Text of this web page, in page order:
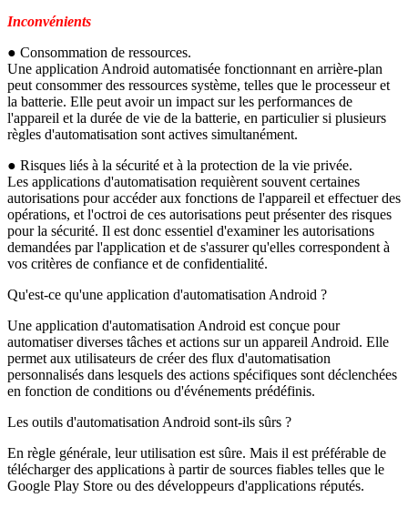
Inconvénients
● Consommation de ressources.
Une application Android automatisée fonctionnant en arrière-plan
peut consommer des ressources système, telles que le processeur et
la batterie. Elle peut avoir un impact sur les performances de
l'appareil et la durée de vie de la batterie, en particulier si plusieurs
règles d'automatisation sont actives simultanément.
● Risques liés à la sécurité et à la protection de la vie privée.
Les applications d'automatisation requièrent souvent certaines
autorisations pour accéder aux fonctions de l'appareil et effectuer des
opérations, et l'octroi de ces autorisations peut présenter des risques
pour la sécurité. Il est donc essentiel d'examiner les autorisations
demandées par l'application et de s'assurer qu'elles correspondent à
vos critères de confiance et de confidentialité.
Qu'est-ce qu'une application d'automatisation Android ?
Une application d'automatisation Android est conçue pour
automatiser diverses tâches et actions sur un appareil Android. Elle
permet aux utilisateurs de créer des flux d'automatisation
personnalisés dans lesquels des actions spécifiques sont déclenchées
en fonction de conditions ou d'événements prédéfinis.
Les outils d'automatisation Android sont-ils sûrs ?
En règle générale, leur utilisation est sûre. Mais il est préférable de
télécharger des applications à partir de sources fiables telles que le
Google Play Store ou des développeurs d'applications réputés.